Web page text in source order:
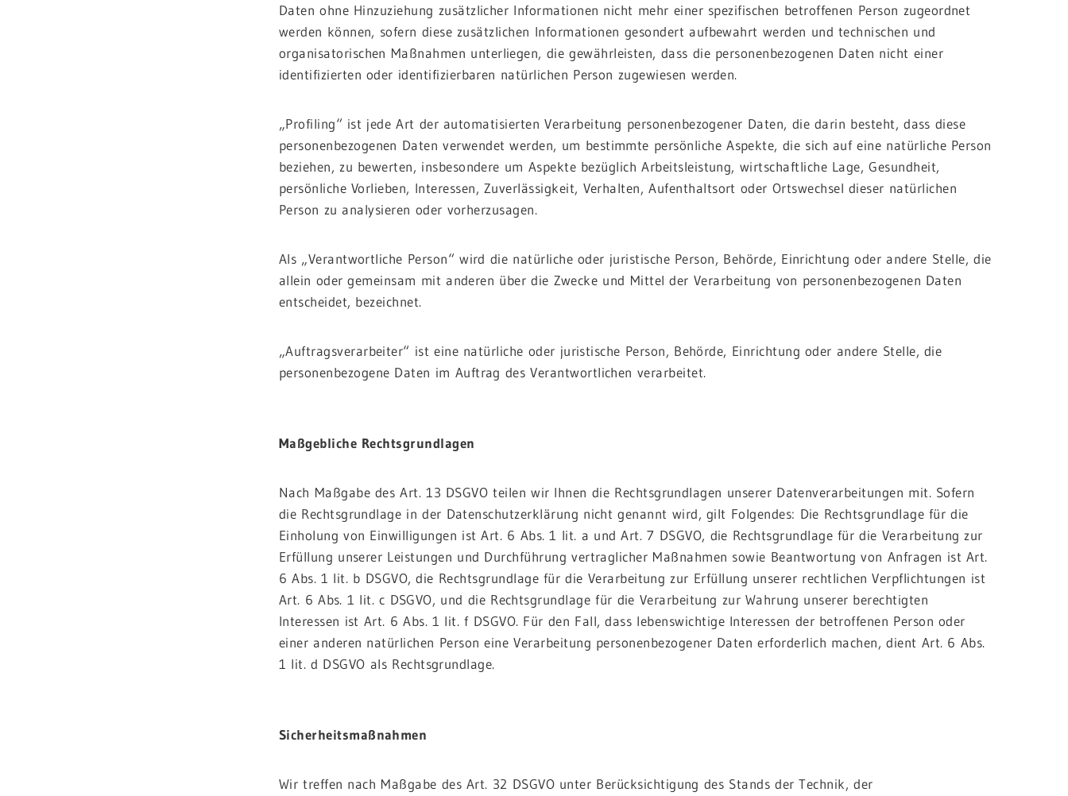
Daten ohne Hinzuziehung zusätzlicher Informationen nicht mehr einer spezifischen betroffenen Person zugeordnet
werden können, sofern diese zusätzlichen Informationen gesondert aufbewahrt werden und technischen und
organisatorischen Maßnahmen unterliegen, die gewährleisten, dass die personenbezogenen Daten nicht einer
identifizierten oder identifizierbaren natürlichen Person zugewiesen werden.
„Profiling“ ist jede Art der automatisierten Verarbeitung personenbezogener Daten, die darin besteht, dass diese
personenbezogenen Daten verwendet werden, um bestimmte persönliche Aspekte, die sich auf eine natürliche Person
beziehen, zu bewerten, insbesondere um Aspekte bezüglich Arbeitsleistung, wirtschaftliche Lage, Gesundheit,
persönliche Vorlieben, Interessen, Zuverlässigkeit, Verhalten, Aufenthaltsort oder Ortswechsel dieser natürlichen
Person zu analysieren oder vorherzusagen.
Als „Verantwortliche Person“ wird die natürliche oder juristische Person, Behörde, Einrichtung oder andere Stelle, die
allein oder gemeinsam mit anderen über die Zwecke und Mittel der Verarbeitung von personenbezogenen Daten
entscheidet, bezeichnet.
„Auftragsverarbeiter“ ist eine natürliche oder juristische Person, Behörde, Einrichtung oder andere Stelle, die
personenbezogene Daten im Auftrag des Verantwortlichen verarbeitet.
Maßgebliche Rechtsgrundlagen
Nach Maßgabe des Art. 13 DSGVO teilen wir Ihnen die Rechtsgrundlagen unserer Datenverarbeitungen mit. Sofern
die Rechtsgrundlage in der Datenschutzerklärung nicht genannt wird, gilt Folgendes: Die Rechtsgrundlage für die
Einholung von Einwilligungen ist Art. 6 Abs. 1 lit. a und Art. 7 DSGVO, die Rechtsgrundlage für die Verarbeitung zur
Erfüllung unserer Leistungen und Durchführung vertraglicher Maßnahmen sowie Beantwortung von Anfragen ist Art.
6 Abs. 1 lit. b DSGVO, die Rechtsgrundlage für die Verarbeitung zur Erfüllung unserer rechtlichen Verpflichtungen ist
Art. 6 Abs. 1 lit. c DSGVO, und die Rechtsgrundlage für die Verarbeitung zur Wahrung unserer berechtigten
Interessen ist Art. 6 Abs. 1 lit. f DSGVO. Für den Fall, dass lebenswichtige Interessen der betroffenen Person oder
einer anderen natürlichen Person eine Verarbeitung personenbezogener Daten erforderlich machen, dient Art. 6 Abs.
1 lit. d DSGVO als Rechtsgrundlage.
Sicherheitsmaßnahmen
Wir treffen nach Maßgabe des Art. 32 DSGVO unter Berücksichtigung des Stands der Technik, der